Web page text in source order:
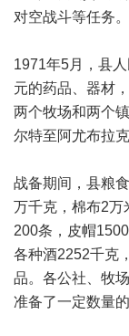
对空战斗等任务。
1971年5月，县
元的药品、器材
两个牧场和两个
尔特至阿尤布拉
战备期间，县粮
万千克，棉布2万
200条，皮帽
各种酒2252千克
品。各公社、牧
准备了一定数量